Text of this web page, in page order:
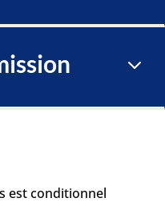
3
est conditionnel